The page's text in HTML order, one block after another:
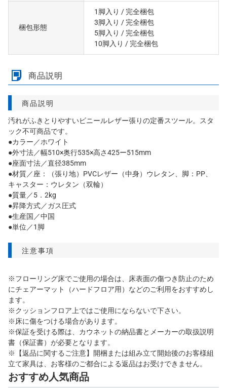
梱包形態
1脚入り / 完全梱包
3脚入り / 完全梱包
5脚入り / 完全梱包
10脚入り / 完全梱包
商品説明
商品説明
汚れがふきとりやすいビニールレザー張りの定番スツール。スタ
ック不可商品です。
●カラー／ホワイト
●外寸法／幅510×奥行535×高さ425ー515mm
●座面寸法／直径385mm
●材質／座：（張り地）PVCレザー（中身）ウレタン、脚：PP、
キャスター：ウレタン（双輪）
●質量／5．2kg
●昇降方式／ガス圧式
●生産国／中国
●単位／1脚
注意事項
※フローリング床でご使用の場合は、床表面の傷つき防止のため
にチェアーマット（ハードフロア用）などのご利用をおすすめし
ます。
※クッションフロア上ではご使用にならないで下さい。
※床に傷をつける場合があります。
※保証を受ける際は、カウネットの納品書とメーカーの取扱説明
書（保証書）が必要となります。
※【返品に関するご注意】開梱または組み立て開始後のお客様組
立て家具は、お客様のご都合による返品はお受けできません。
おすすめ人気商品